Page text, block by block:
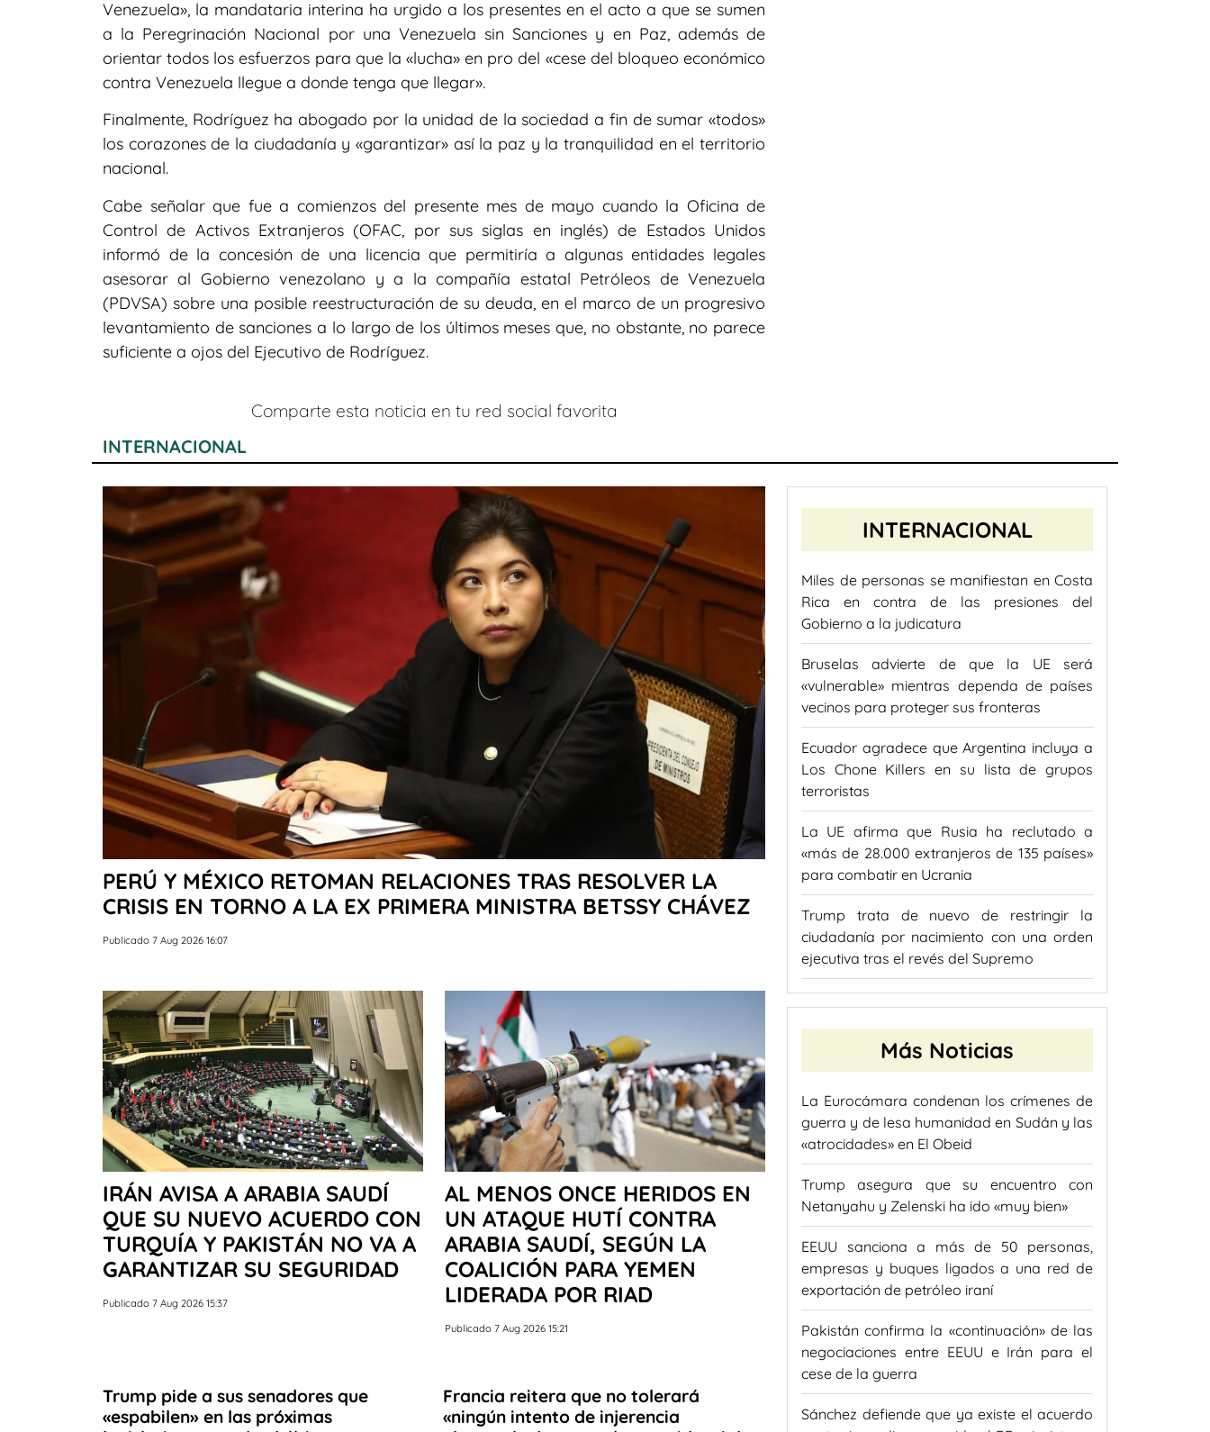
Venezuela», la mandataria interina ha urgido a los presentes en el acto a que se sumen
a la Peregrinación Nacional por una Venezuela sin Sanciones y en Paz, además de
orientar todos los esfuerzos para que la «lucha» en pro del «cese del bloqueo económico
contra Venezuela llegue a donde tenga que llegar».
Finalmente, Rodríguez ha abogado por la unidad de la sociedad a fin de sumar «todos»
los corazones de la ciudadanía y «garantizar» así la paz y la tranquilidad en el territorio
nacional.
Cabe señalar que fue a comienzos del presente mes de mayo cuando la Oficina de
Control de Activos Extranjeros (OFAC, por sus siglas en inglés) de Estados Unidos
informó de la concesión de una licencia que permitiría a algunas entidades legales
asesorar al Gobierno venezolano y a la compañía estatal Petróleos de Venezuela
(PDVSA) sobre una posible reestructuración de su deuda, en el marco de un progresivo
levantamiento de sanciones a lo largo de los últimos meses que, no obstante, no parece
suficiente a ojos del Ejecutivo de Rodríguez.
Comparte esta noticia en tu red social favorita
INTERNACIONAL
PERÚ Y MÉXICO RETOMAN RELACIONES TRAS RESOLVER LA
CRISIS EN TORNO A LA EX PRIMERA MINISTRA BETSSY CHÁVEZ
Publicado 7 Aug 2026 16:07
IRÁN AVISA A ARABIA SAUDÍ
QUE SU NUEVO ACUERDO CON
TURQUÍA Y PAKISTÁN NO VA A
GARANTIZAR SU SEGURIDAD
Publicado 7 Aug 2026 15:37
AL MENOS ONCE HERIDOS EN
UN ATAQUE HUTÍ CONTRA
ARABIA SAUDÍ, SEGÚN LA
COALICIÓN PARA YEMEN
LIDERADA POR RIAD
Publicado 7 Aug 2026 15:21
Trump pide a sus senadores que
«espabilen» en las próximas
Francia reitera que no tolerará
«ningún intento de injerencia
INTERNACIONAL
Miles de personas se manifiestan en Costa
Rica en contra de las presiones del
Gobierno a la judicatura
Bruselas advierte de que la UE será
«vulnerable» mientras dependa de países
vecinos para proteger sus fronteras
Ecuador agradece que Argentina incluya a
Los Chone Killers en su lista de grupos
terroristas
La UE afirma que Rusia ha reclutado a
«más de 28.000 extranjeros de 135 países»
para combatir en Ucrania
Trump trata de nuevo de restringir la
ciudadanía por nacimiento con una orden
ejecutiva tras el revés del Supremo
Más Noticias
La Eurocámara condenan los crímenes de
guerra y de lesa humanidad en Sudán y las
«atrocidades» en El Obeid
Trump asegura que su encuentro con
Netanyahu y Zelenski ha ido «muy bien»
EEUU sanciona a más de 50 personas,
empresas y buques ligados a una red de
exportación de petróleo iraní
Pakistán confirma la «continuación» de las
negociaciones entre EEUU e Irán para el
cese de la guerra
Sánchez defiende que ya existe el acuerdo